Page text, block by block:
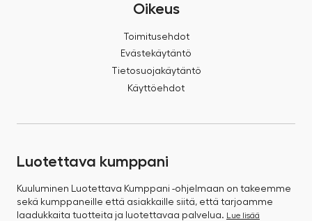
Oikeus
Toimitusehdot
Evästekäytäntö
Tietosuojakäytäntö
Käyttöehdot
Luotettava kumppani
Kuuluminen Luotettava Kumppani -ohjelmaan on takeemme
sekä kumppaneille että asiakkaille siitä, että tarjoamme
laadukkaita tuotteita ja luotettavaa palvelua. Lue lisää